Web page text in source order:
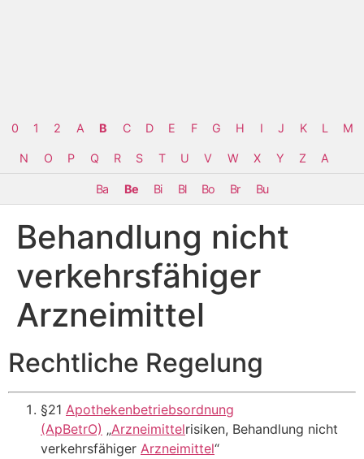
0 1 2 A B C D E F G H I J K L M
N O P Q R S T U V W X Y Z Α
Ba Be Bi Bl Bo Br Bu
Behandlung nicht
verkehrsfähiger
Arzneimittel
Rechtliche Regelung
§21 Apothekenbetriebsordnung
(ApBetrO) „Arzneimittelrisiken, Behandlung nicht
verkehrsfähiger Arzneimittel“